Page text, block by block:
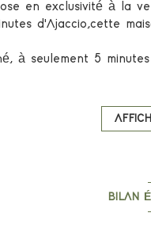
en exclusivité à la
d'Ajaccio,cette
à seulement 5
afin de créer un
et permet de
idéal pour
BILAN